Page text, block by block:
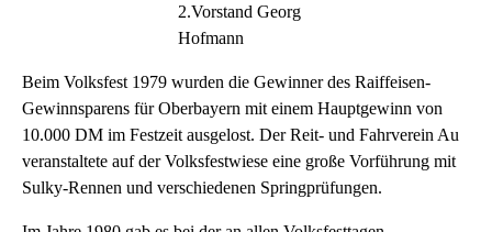
2.Vorstand Georg
Hofmann
Beim Volksfest 1979 wurden die Gewinner des Raiffeisen-
Gewinnsparens für Oberbayern mit einem Hauptgewinn von
10.000 DM im Festzeit ausgelost. Der Reit- und Fahrverein Au
veranstaltete auf der Volksfestwiese eine große Vorführung mit
Sulky-Rennen und verschiedenen Springprüfungen.